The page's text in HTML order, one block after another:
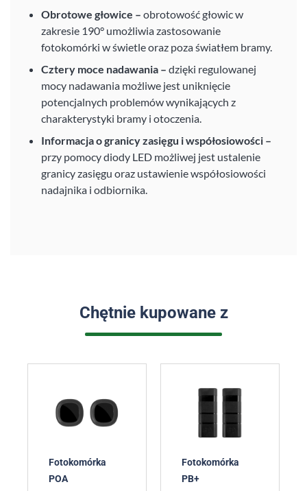
Obrotowe głowice – obrotowość głowic w
zakresie 190° umożliwia zastosowanie
fotokomórki w świetle oraz poza światłem bramy.
Cztery moce nadawania – dzięki regulowanej
mocy nadawania możliwe jest uniknięcie
potencjalnych problemów wynikających z
charakterystyki bramy i otoczenia.
Informacja o granicy zasięgu i współosiowości –
przy pomocy diody LED możliwej jest ustalenie
granicy zasięgu oraz ustawienie współosiowości
nadajnika i odbiornika.
Chętnie kupowane z
Fotokomórka
POA
Fotokomórka
PB+